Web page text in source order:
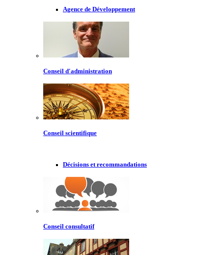
Agence de Développement
Conseil d'administration
Conseil scientifique
Décisions et recommandations
Conseil consultatif